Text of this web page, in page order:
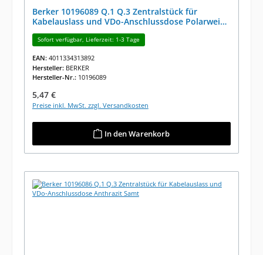
Berker 10196089 Q.1 Q.3 Zentralstück für
Kabelauslass und VDo-Anschlussdose Polarweiß
Samt
Sofort verfügbar, Lieferzeit: 1-3 Tage
EAN: 4011334313892
Hersteller: BERKER
Hersteller-Nr.: 10196089
Regulärer Preis:
5,47 €
Preise inkl. MwSt. zzgl. Versandkosten
In den Warenkorb